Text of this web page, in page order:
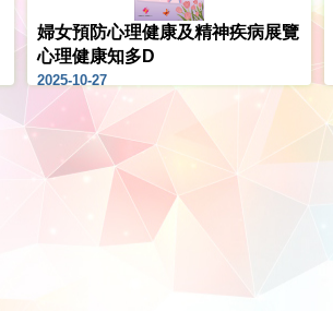
婦女預防心理健康及精神疾病展覽
心理健康知多D
2025-10-27